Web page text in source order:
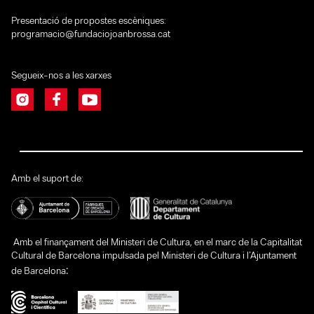
Presentació de propostes escèniques:
programacio@fundaciojoanbrossa.cat
Segueix-nos a les xarxes
Amb el suport de:
Amb el finançament del Ministeri de Cultura, en el marc de la Capitalitat
Cultural de Barcelona impulsada pel Ministeri de Cultura i l’Ajuntament
de Barcelona: